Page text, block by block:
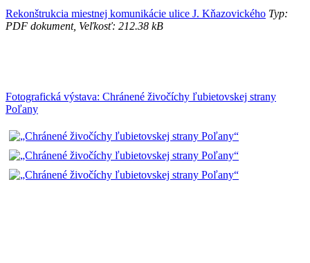
Rekonštrukcia miestnej komunikácie ulice J. Kňazovického Typ:
PDF dokument, Veľkosť: 212.38 kB
Fotografická výstava: Chránené živočíchy ľubietovskej strany
Poľany